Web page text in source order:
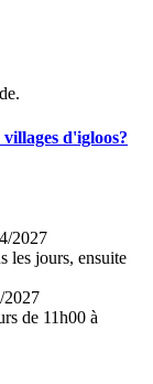
d'igloos?
2027
les jours, ensuite
2027
de 11h00 à